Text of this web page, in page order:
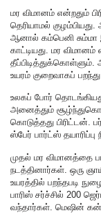
மர விமானம் என்றதும்
தெரியாமல்
ஆனால் கம்பெனி சும்மா
காட்டியது. மர
தீப்பிடித்துக்கொள்ளும்.
உயரம் குறைவாகப்
உலகப் போர்
அனைத்தும்
கொடுத்தது
ஸ்பேர் பார்ட்ஸ்
முதல் மர விமானத்தை
நடத்தினார்கள். ஒரு
உயரத்தில் பறந்தபடி
பாரிஸ் சர்ச்சில் 200
வந்தார்கள். மெஷின் கன்